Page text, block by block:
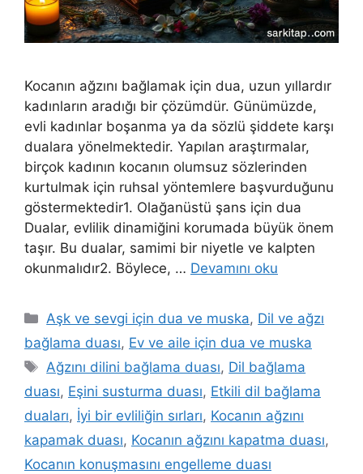
Kocanın ağzını bağlamak için dua, uzun yıllardır
kadınların aradığı bir çözümdür. Günümüzde,
evli kadınlar boşanma ya da sözlü şiddete karşı
dualara yönelmektedir. Yapılan araştırmalar,
birçok kadının kocanın olumsuz sözlerinden
kurtulmak için ruhsal yöntemlere başvurduğunu
göstermektedir1. Olağanüstü şans için dua
Dualar, evlilik dinamiğini korumada büyük önem
taşır. Bu dualar, samimi bir niyetle ve kalpten
okunmalıdır2. Böylece, … Devamını oku
Aşk ve sevgi için dua ve muska, Dil ve ağzı
bağlama duası, Ev ve aile için dua ve muska
Ağzını dilini bağlama duası, Dil bağlama
duası, Eşini susturma duası, Etkili dil bağlama
duaları, İyi bir evliliğin sırları, Kocanın ağzını
kapamak duası, Kocanın ağzını kapatma duası,
Kocanın konuşmasını engelleme duası